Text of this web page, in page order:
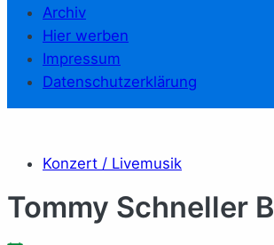
Archiv
Hier werben
Impressum
Datenschutzerklärung
Konzert / Livemusik
Tommy Schneller